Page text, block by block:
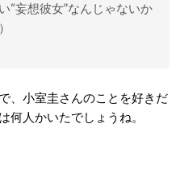
“妄想彼女”なんじゃないか
、小室圭さんのことを好きだ
何人かいたでしょうね。